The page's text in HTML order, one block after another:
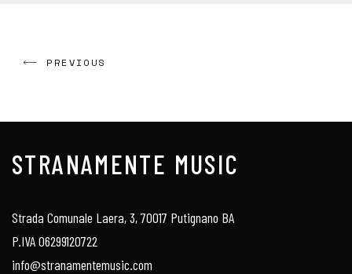
PREVIOUS
STRANAMENTE MUSIC
Strada Comunale Laera, 3, 70017 Putignano BA
P.IVA 06299120722
info@stranamentemusic.com